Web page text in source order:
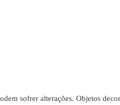
sofrer alterações. Objetos